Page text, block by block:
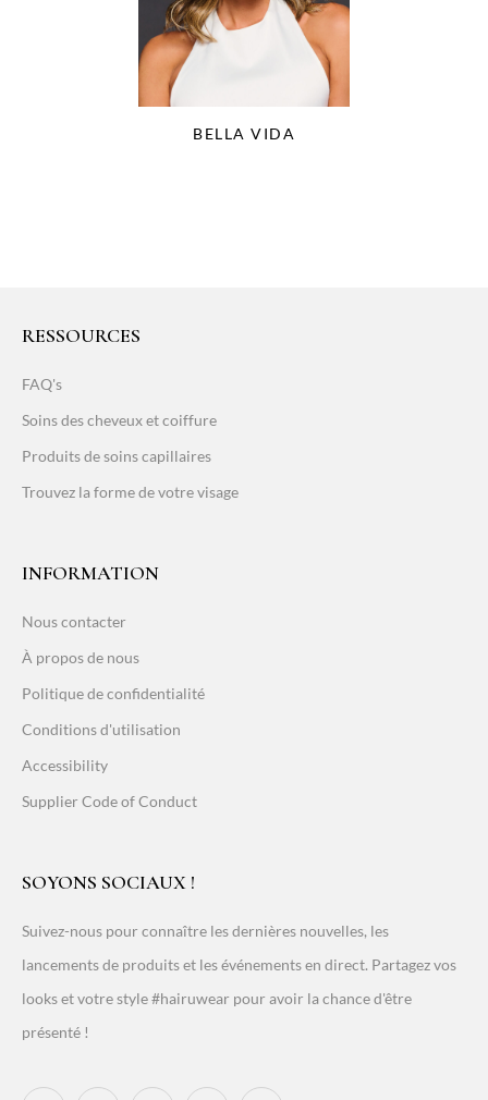
BELLA VIDA
RESSOURCES
FAQ's
Soins des cheveux et coiffure
Produits de soins capillaires
Trouvez la forme de votre visage
INFORMATION
Nous contacter
À propos de nous
Politique de confidentialité
Conditions d'utilisation
Accessibility
Supplier Code of Conduct
SOYONS SOCIAUX !
Suivez-nous pour connaître les dernières nouvelles, les
lancements de produits et les événements en direct. Partagez vos
looks et votre style #hairuwear pour avoir la chance d'être
présenté !